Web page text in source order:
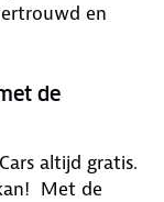
en
de
altijd gratis.
Met de